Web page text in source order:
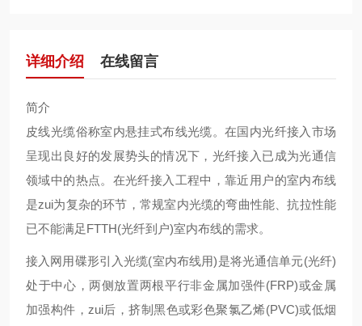
详细介绍 在线留言
简介
皮线光缆俗称室内悬挂式布线光缆。在国内光纤接入市场
呈现出良好的发展势头的情况下，光纤接入已成为光通信
领域中的热点。在光纤接入工程中，靠近用户的室内布线
是zui为复杂的环节，常规室内光缆的弯曲性能、抗拉性能
已不能满足FTTH(光纤到户)室内布线的需求。
接入网用碟形引入光缆(室内布线用)是将光通信单元(光纤)
处于中心，两侧放置两根平行非金属加强件(FRP)或金属
加强构件，zui后，挤制黑色或彩色聚氯乙烯(PVC)或低烟